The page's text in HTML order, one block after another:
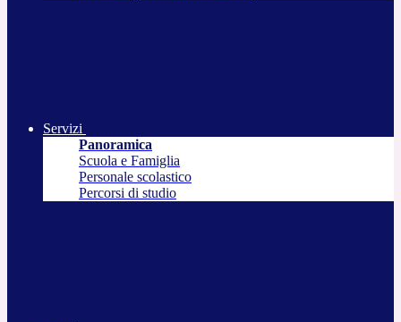
Servizi
Panoramica
Scuola e Famiglia
Personale scolastico
Percorsi di studio